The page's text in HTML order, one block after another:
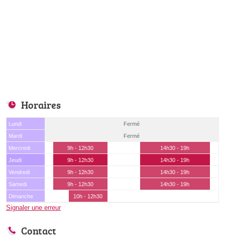
Horaires
Lundi
Fermé
Mardi
Fermé
Mercredi
9h - 12h30
14h30 - 19h
Jeudi
9h - 12h30
14h30 - 19h
Vendredi
9h - 12h30
14h30 - 19h
Samedi
9h - 12h30
14h30 - 19h
Dimanche
10h - 12h30
Signaler une erreur
Contact